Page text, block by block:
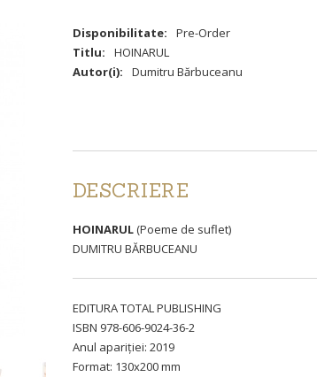
Disponibilitate:
Pre-Order
Titlu:
HOINARUL
Autor(i):
Dumitru Bărbuceanu
DESCRIERE
HOINARUL(Poeme de suflet)
DUMITRU BĂRBUCEANU
EDITURA TOTAL PUBLISHING
ISBN 978-606-9024-36-2
Anul apariției: 2019
Format: 130x200 mm